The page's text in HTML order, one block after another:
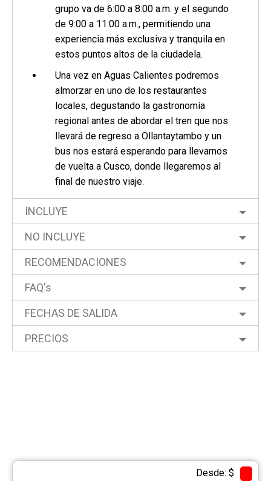
grupo va de 6:00 a 8:00 a.m. y el segundo
de 9:00 a 11:00 a.m., permitiendo una
experiencia más exclusiva y tranquila en
estos puntos altos de la ciudadela.
Una vez en Aguas Calientes podremos
almorzar en uno de los restaurantes
locales, degustando la gastronomía
regional antes de abordar el tren que nos
llevará de regreso a Ollantaytambo y un
bus nos estará esperando para llevarnos
de vuelta a Cusco, donde llegaremos al
final de nuestro viaje.
INCLUYE
NO INCLUYE
RECOMENDACIONES
FAQ's
FECHAS DE SALIDA
PRECIOS
Desde: $